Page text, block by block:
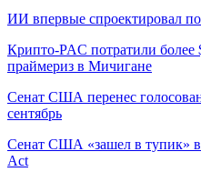
ИИ впервые спроектировал
Крипто-PAC потратили
праймериз в Мичигане
Сенат США перенес
сентябрь
Сенат США «зашел в тупик»
Act